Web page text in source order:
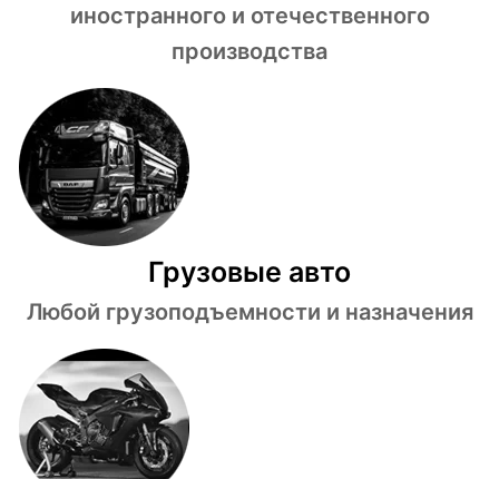
иностранного и отечественного
производства
Грузовые авто
Любой грузоподъемности и назначения